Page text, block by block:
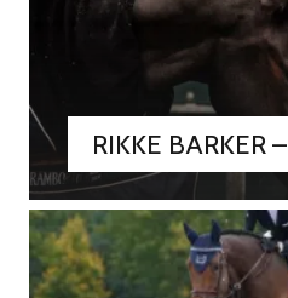
RIKKE BARKER –